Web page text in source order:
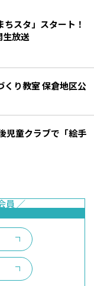
スタ」スタート！
生放送
くり教室 保倉地区公
児童クラブで「絵手